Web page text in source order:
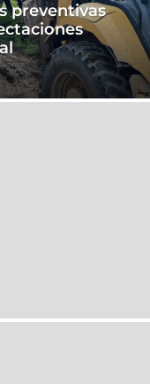
preventivas